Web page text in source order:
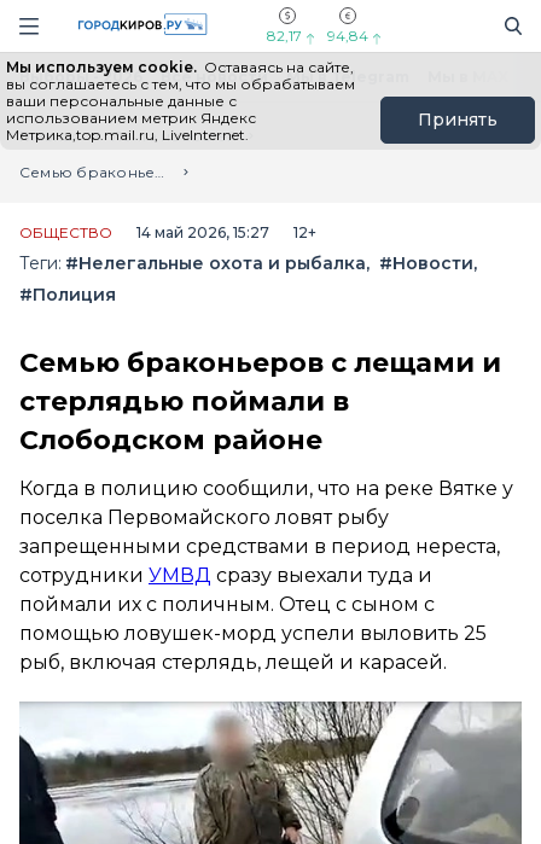
Навигация сайта
82,17 94,84
Мы используем cookie. Оставаясь на сайте,
вы соглашаетесь с тем, что мы обрабатываем
ваши персональные данные с
использованием метрик Яндекс
Метрика,top.mail.ru, LiveInternet.
Принять
Выборы - 2026 Все новости Мы в Telegram
Главная
Лента новостей
Семью браконьеров с лещами и стерлядью поймали в Слободском районе
ОБЩЕСТВО 14 май 2026, 15:27 12+
Теги: #Нелегальные охота и рыбалка
#Новости
#Полиция
Семью браконьеров с лещами и
стерлядью поймали в
Слободском районе
Когда в полицию сообщили, что на реке Вятке у
поселка Первомайского ловят рыбу
запрещенными средствами в период нереста,
сотрудники УМВД сразу выехали туда и
поймали их с поличным. Отец с сыном с
помощью ловушек-морд успели выловить 25
рыб, включая стерлядь, лещей и карасей.